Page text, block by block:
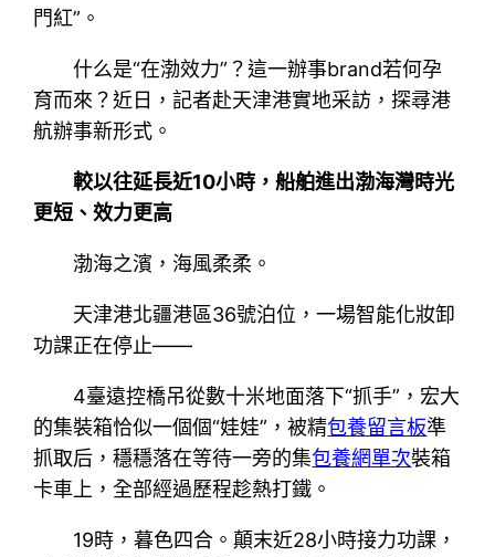
門紅”。
什么是“在渤效力”？這一辦事brand若何孕
育而來？近日，記者赴天津港實地采訪，探尋港
航辦事新形式。
較以往延長近10小時，船舶進出渤海灣時光
更短、效力更高
渤海之濱，海風柔柔。
天津港北疆港區36號泊位，一場智能化妝卸
功課正在停止——
4臺遠控橋吊從數十米地面落下“抓手”，宏大
的集裝箱恰似一個個“娃娃”，被精包養留言板準
抓取后，穩穩落在等待一旁的集包養網單次裝箱
卡車上，全部經過歷程趁熱打鐵。
19時，暮色四合。顛末近28小時接力功課，